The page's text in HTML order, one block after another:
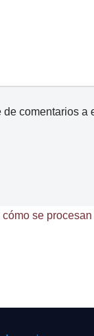
de comentarios a
se